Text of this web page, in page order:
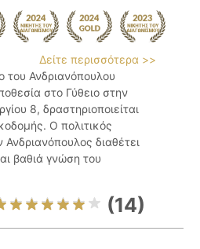
Δείτε περισσότερα >>
του Ανδριανόπουλου
στο Γύθειο στην
8, δραστηριοποιείται
Ο πολιτικός
διαθέτει
βαθιά γνώση του
(14)